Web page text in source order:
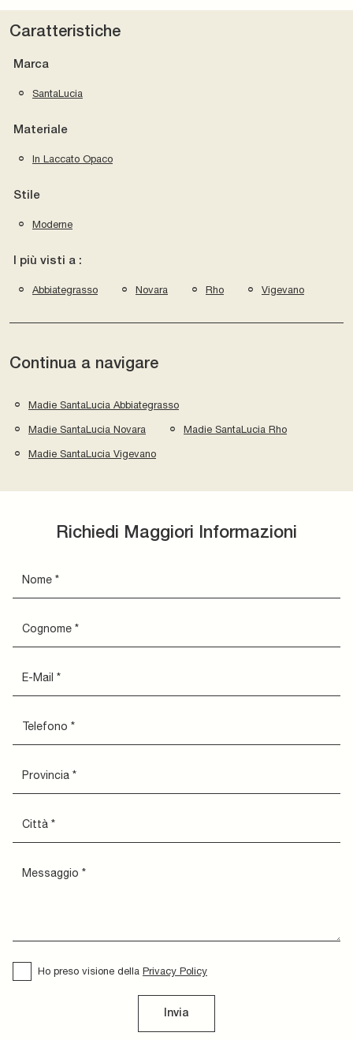
Caratteristiche
Marca
SantaLucia
Materiale
In Laccato Opaco
Stile
Moderne
I più visti a :
Abbiategrasso Novara Rho Vigevano
Continua a navigare
Madie SantaLucia Abbiategrasso
Madie SantaLucia Novara Madie SantaLucia Rho
Madie SantaLucia Vigevano
Richiedi Maggiori Informazioni
Ho preso visione della Privacy Policy
Invia